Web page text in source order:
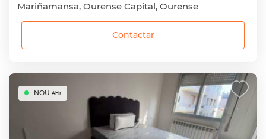
Mariñamansa, Ourense Capital, Ourense
Contactar
NOU Ahir